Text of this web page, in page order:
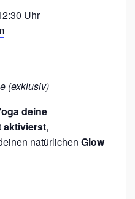
Uhr
(exklusiv)
deine
aktivierst,
natürlichen Glow